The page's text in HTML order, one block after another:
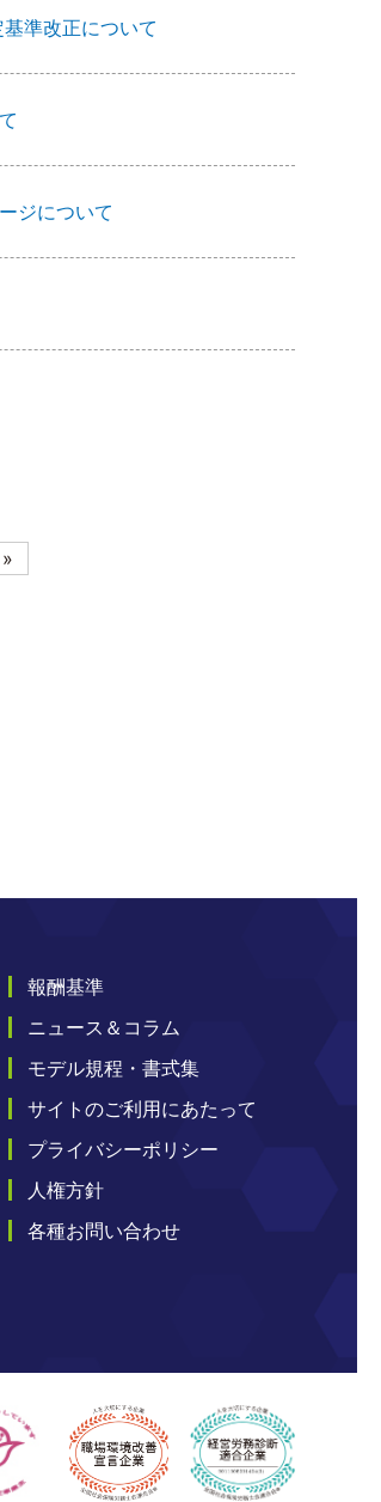
準改正について
ジについて
報酬基準
ニュース＆コラム
モデル規程・書式集
サイトのご利用にあたって
プライバシーポリシー
人権方針
各種お問い合わせ